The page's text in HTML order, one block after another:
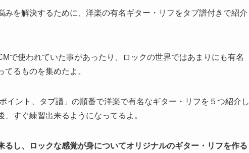
みを解決するために、洋楽の有名ギター・リフをタブ譜付きで紹介
で使われていた事があったり、ロックの世界ではあまりにも有名
るものを集めたよ。
イント、タブ譜」の順番で洋楽で有名なギター・リフを５つ紹介し
すぐ練習出来るようになってるよ。
るし、ロックな感覚が身についてオリジナルのギター・リフを作る